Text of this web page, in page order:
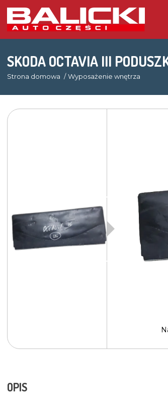
SKODA OCTAVIA III
Strona domowa Wyposażenie wnętrza
OPIS